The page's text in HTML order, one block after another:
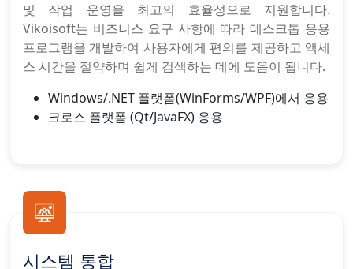
및 작업 운영을 최고의 효율성으로 지원합니다.
Vikoisoft는 비즈니스 요구 사항에 따라 데스크톱 응용
프로그램을 개발하여 사용자에게 편의를 제공하고 액세
스 시간을 절약하며 쉽게 검색하는 데에 도음이 됩니다.
Windows/.NET 플랫폼(WinForms/WPF)에서 응용
크로스 플랫폼 (Qt/JavaFX) 응용
시스템 통합